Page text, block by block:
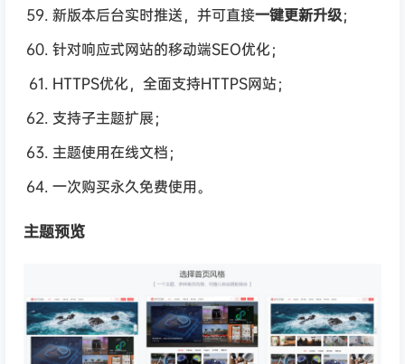
新版本后台实时推送，并可直接一键更新升级；
针对响应式网站的移动端SEO优化；
HTTPS优化，全面支持HTTPS网站；
支持子主题扩展；
主题使用在线文档；
一次购买永久免费使用。
主题预览